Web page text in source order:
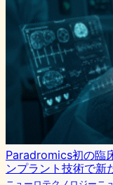
Paradromics初の臨
ンプラント技術で新